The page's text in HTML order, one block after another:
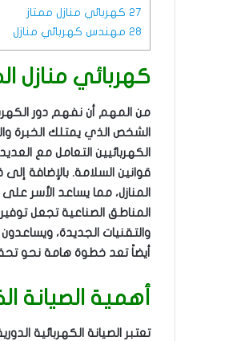
27 كهربائي منازل ممتاز
28 مهندس كهربائي منازل
كهربائي منازل
من المهم أن نفهم دور
الشخص الذي يمتلك الخبرة
الكهربائيين التعامل مع
قوانين السلامة. بالإضافة
المنازل، مما يساعد الأسر
المناطق الصناعية تجعل
والتقنيات الجديدة،
أيضاً تعد خطوة هامة نحو
أهمية الصيانة
تعتبر الصيانة الكهربائية